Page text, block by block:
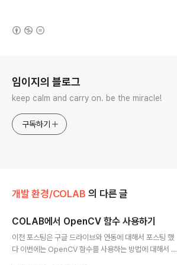
임이지의 블로그
keep calm and carry on. be the miracle!
구독하기
개발 환경/COLAB 의 다른 글
COLAB에서 OpenCV 함수 사용하기
이전 포스팅은 구글 드라이브와 연동에 대해서 포스팅 했
다 이번에는 OpenCV 함수를 사용하는 방법에 대해서 정